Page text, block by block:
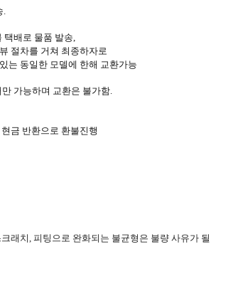
.
택배로 물품 발송,
절차를 거쳐 최종하자로
는 동일한 모델에 한해 교환가능
가능하며 교환은 불가함.
금 반환으로 환불진행
래치, 피팅으로 완화되는 불균형은 불량 사유가 될